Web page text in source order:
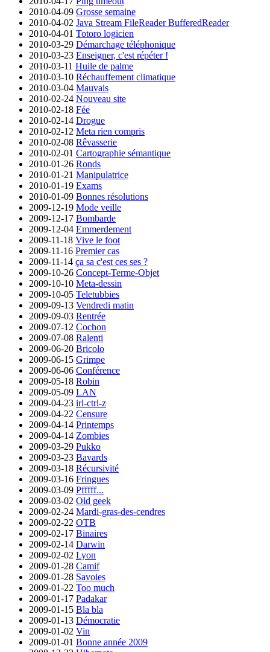
2010-04-09 Grosse semaine
2010-04-02 Java Stream FileReader BufferedReader
2010-04-01 Totoro logicien
2010-03-29 Démarchage téléphonique
2010-03-23 Enseigner, c'est répéter !
2010-03-11 Huile de palme
2010-03-10 Réchauffement climatique
2010-03-04 Mauvais
2010-02-24 Nouveau site
2010-02-18 Fée
2010-02-14 Drogue
2010-02-12 Meta rien compris
2010-02-08 Rêvasserie
2010-02-01 Cartographie sémantique
2010-01-26 Ronds
2010-01-21 Manipulatrice
2010-01-19 Exams
2010-01-09 Bonnes résolutions
2009-12-19 Mode veille
2009-12-17 Bombarde
2009-12-04 Emmerdement
2009-11-18 Vive le foot
2009-11-16 Premier cas
2009-11-14 ça sa c'est ces ses ?
2009-10-26 Concept-Terme-Objet
2009-10-10 Meta-dessin
2009-10-05 Teletubbies
2009-09-13 Vendredi matin
2009-09-03 Rentrée
2009-07-12 Cochon
2009-07-08 Ralenti
2009-06-20 Bricolo
2009-06-15 Grimpe
2009-06-06 Conférence
2009-05-18 Robin
2009-05-09 LAN
2009-04-23 irl-ctrl-z
2009-04-22 Censure
2009-04-14 Printemps
2009-04-14 Zombies
2009-03-29 Pukko
2009-03-23 Bavards
2009-03-18 Récursivité
2009-03-16 Fringues
2009-03-09 Pfffff...
2009-03-02 Old geek
2009-02-24 Mardi-gras-des-cendres
2009-02-22 OTB
2009-02-17 Binaires
2009-02-14 Darwin
2009-02-02 Lyon
2009-01-28 Camif
2009-01-28 Savoies
2009-01-22 Too much
2009-01-17 Padakar
2009-01-15 Bla bla
2009-01-13 Démocratie
2009-01-02 Vin
2009-01-01 Bonne année 2009